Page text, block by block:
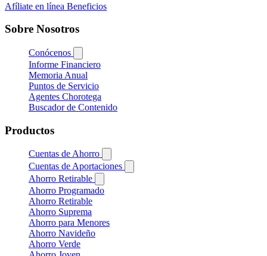
Afíliate en línea Beneficios
Sobre Nosotros
Conócenos
Informe Financiero
Memoria Anual
Puntos de Servicio
Agentes Chorotega
Buscador de Contenido
Productos
Cuentas de Ahorro
Cuentas de Aportaciones
Ahorro Retirable
Ahorro Programado
Ahorro Retirable
Ahorro Suprema
Ahorro para Menores
Ahorro Navideño
Ahorro Verde